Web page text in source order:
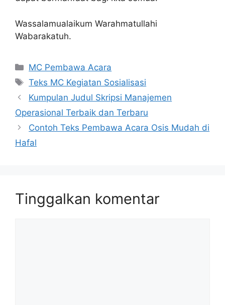
Wassalamualaikum Warahmatullahi
Wabarakatuh.
Kategori
MC Pembawa Acara
Tag
Teks MC Kegiatan Sosialisasi
Kumpulan Judul Skripsi Manajemen
Operasional Terbaik dan Terbaru
Contoh Teks Pembawa Acara Osis Mudah di
Hafal
Tinggalkan komentar